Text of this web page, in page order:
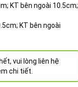
KT bên ngoài 10.5cm;
KT bên ngoài
vui lòng liên hệ
chi tiết.